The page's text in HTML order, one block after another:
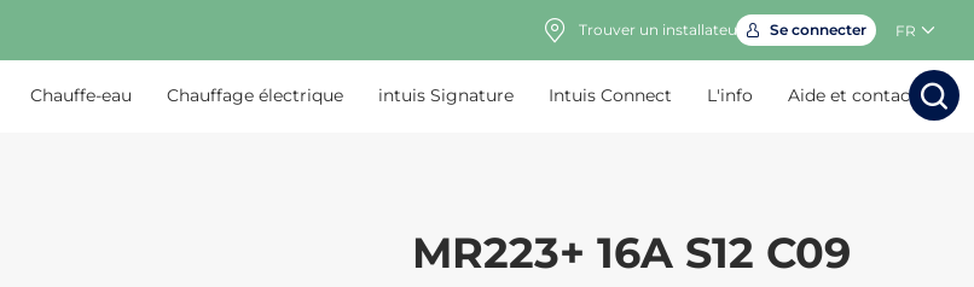
Trouver un installateur Se connecter FR
Chauffe-eau Chauffage électrique intuis Signature Intuis Connect L'info Aide et contact
RechercherRechercher
MR223+ 16A S12 C09